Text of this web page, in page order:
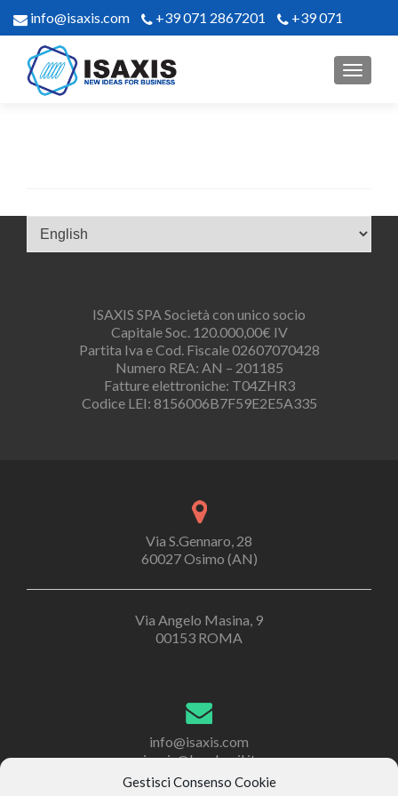
Gestisci Consenso Cookie
info@isaxis.com +39 071 2867201 +39 071
2867302
ISAXIS SPA Società con unico socio
Capitale Soc. 120.000,00€ IV
Partita Iva e Cod. Fiscale 02607070428
Numero REA: AN – 201185
Fatture elettroniche: T04ZHR3
Codice LEI: 8156006B7F59E2E5A335
Via S.Gennaro, 28
60027 Osimo (AN)
Via Angelo Masina, 9
00153 ROMA
info@isaxis.com
isaxis@legalmail.it